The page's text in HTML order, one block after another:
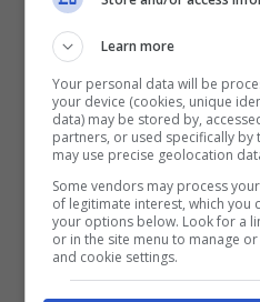
Maschietto ha
multimediale ‘Dan
di climatizzazione e
norma e in sicurezza e
Periodicamente, in
scuole e grazie al
dell’associazionismo,
bellissimi eventi che
Learn more
Your personal data will be
your device (cookies, unique
data) may be stored by,
partners, or used specifically by
may use precise geolocation
Some vendors may process
of legitimate interest, which you
your options below. Look for a
or in the site menu to manage
and cookie settings.